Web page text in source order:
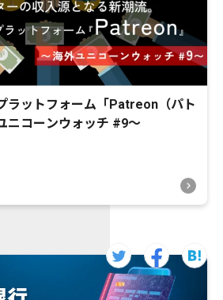
ラットフォーム「Patreon（パト
ニコーンウォッチ #9〜